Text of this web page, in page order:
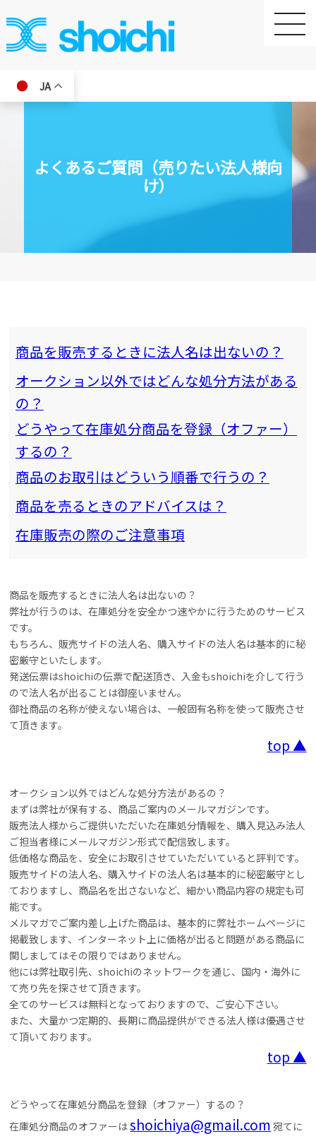
toggle
JA
よくあるご質問（売りたい法人様向
け）
商品を販売するときに法人名は出ないの？
オークション以外ではどんな処分方法がある
の？
どうやって在庫処分商品を登録（オファー）
するの？
商品のお取引はどういう順番で行うの？
商品を売るときのアドバイスは？
在庫販売の際のご注意事項
商品を販売するときに法人名は出ないの？
弊社が行うのは、在庫処分を安全かつ速やかに行うためのサービス
です。
もちろん、販売サイドの法人名、購入サイドの法人名は基本的に秘
密厳守といたします。
発送伝票はshoichiの伝票で配送頂き、入金もshoichiを介して行う
ので法人名が出ることは御座いません。
御社商品の名称が使えない場合は、一般固有名称を使って販売させ
て頂きます。
top ▲
オークション以外ではどんな処分方法があるの？
まずは弊社が保有する、商品ご案内のメールマガジンです。
販売法人様からご提供いただいた在庫処分情報を、購入見込み法人
ご担当者様にメールマガジン形式で配信致します。
低価格な商品を、安全にお取引させていただいていると評判です。
販売サイドの法人名、購入サイドの法人名は基本的に秘密厳守とし
ておりますし、商品名を出さないなど、細かい商品内容の規定も可
能です。
メルマガでご案内差し上げた商品は、基本的に弊社ホームページに
掲載致します、インターネット上に価格が出ると問題がある商品に
関しましてはその限りではありません。
他には弊社取引先、shoichiのネットワークを通じ、国内・海外に
て売り先を探させて頂きます。
全てのサービスは無料となっておりますので、ご安心下さい。
また、大量かつ定期的、長期に商品提供ができる法人様は優遇させ
て頂いております。
top ▲
どうやって在庫処分商品を登録（オファー）するの？
在庫処分商品のオファーはshoichiya@gmail.com 宛てに